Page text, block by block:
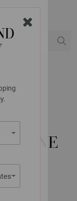
ZA